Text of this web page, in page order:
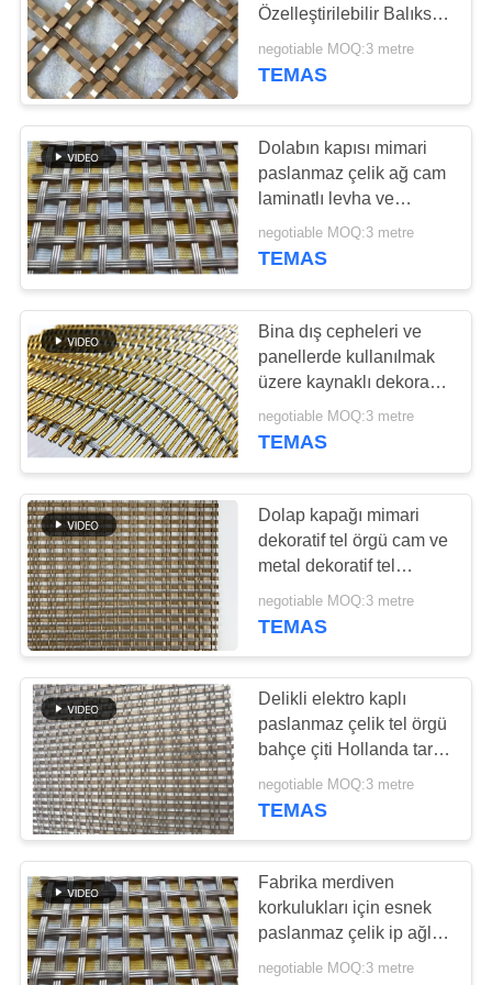
PRIVACY
POLICY
Düz Esnek
Konveyör
Bileşik Dengeli
Kemer
96
Plakalı Konveyör
37
PTFE Konveyör
Bantları
Özelleştirilebilir Balıksırtı
Pirinç-Ss Dekoratif
Mesh.
negotiable MOQ:3 metre
TEMAS
Dolabın kapısı mimari
paslanmaz çelik ağ cam
laminatlı levha ve
dekoratif metal ağ ile
dekore edilmiştir
negotiable MOQ:3 metre
TEMAS
Bina dış cepheleri ve
panellerde kullanılmak
üzere kaynaklı dekoratif
paslanmaz çelik tel düz
dokuma hasır
negotiable MOQ:3 metre
TEMAS
Dolap kapağı mimari
dekoratif tel örgü cam ve
metal dekoratif tel
örgüden yapılmıştır
negotiable MOQ:3 metre
TEMAS
Delikli elektro kaplı
paslanmaz çelik tel örgü
bahçe çiti Hollanda tarzı
dokuma koruyucu file tel
örgü özelleştirme renk
negotiable MOQ:3 metre
TEMAS
Fabrika merdiven
korkulukları için esnek
paslanmaz çelik ip ağları
satar.
negotiable MOQ:3 metre